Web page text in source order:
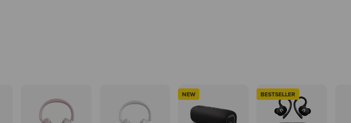
NEW BESTSELLER